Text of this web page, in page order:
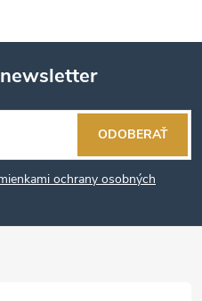
ochrany osobných
ODOBERAŤ